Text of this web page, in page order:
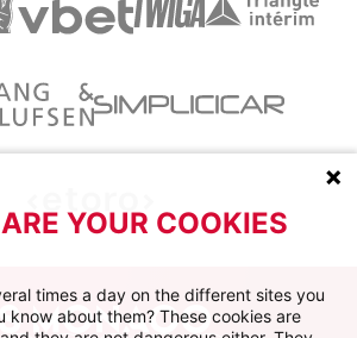
YOUR COOKIES
times a day on the different sites you
know about them? These cookies are